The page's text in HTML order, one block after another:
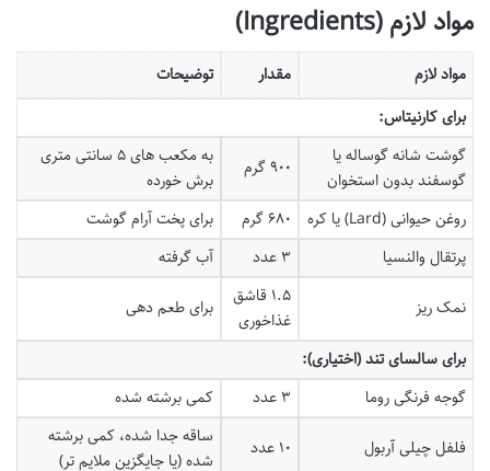
مواد لازم (Ingredients)
مواد لازم مقدار
توضیحات
برای کارنیتاس:
گوشت شانه گوساله یا
گوسفند بدون استخوان
۹۰۰ گرم
به مکعب های ۵ سانتی متری
برش خورده
روغن حیوانی (Lard) یا کره
۶۸۰ گرم
برای پخت آرام گوشت
پرتقال والنسیا
۳ عدد آب گرفته
نمک ریز
۱.۵ قاشق
غذاخوری
برای طعم دهی
برای سالسای تند (اختیاری):
گوجه فرنگی روما
۳ عدد کمی برشته شده
فلفل چیلی آربول ۱۰ عدد
ساقه جدا شده، کمی برشته
شده (یا جایگزین ملایم تر)